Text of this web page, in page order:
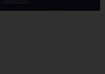
on
23/03/2026